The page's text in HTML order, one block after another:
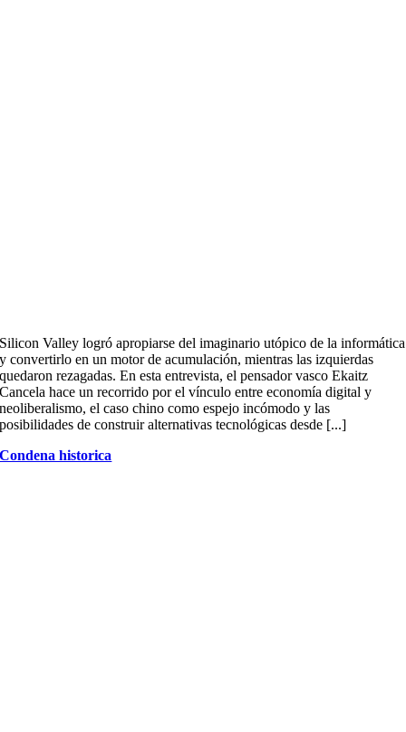
Silicon Valley logró apropiarse del imaginario utópico de la informática
y convertirlo en un motor de acumulación, mientras las izquierdas
quedaron rezagadas. En esta entrevista, el pensador vasco Ekaitz
Cancela hace un recorrido por el vínculo entre economía digital y
neoliberalismo, el caso chino como espejo incómodo y las
posibilidades de construir alternativas tecnológicas desde [...]
Condena historica